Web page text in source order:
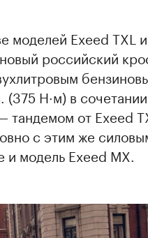
моделей Exeed TXL
российский
Н·м) в
тандемом от Exeed
с этим же
и модель Exeed MX.